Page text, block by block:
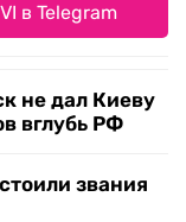
в Telegram
не дал Киеву
вглубь РФ
звания